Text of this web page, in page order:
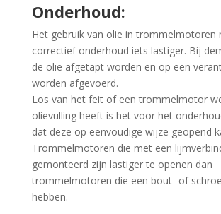
Onderhoud:
Het gebruik van olie in trommelmotoren
correctief onderhoud iets lastiger. Bij
de olie afgetapt worden en op een
worden afgevoerd.
Los van het feit of een trommelmotor
olievulling heeft is het voor het
dat deze op eenvoudige wijze geopend
Trommelmotoren die met een
gemonteerd zijn lastiger te openen dan
trommelmotoren die een bout- of
hebben.